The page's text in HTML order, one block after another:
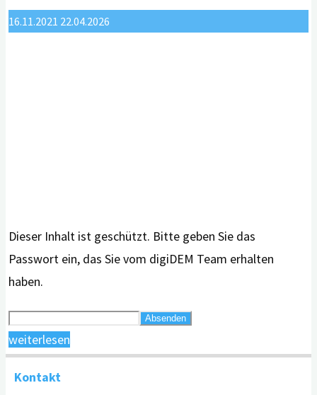
16.11.2021 22.04.2026
Dieser Inhalt ist geschützt. Bitte geben Sie das
Passwort ein, das Sie vom digiDEM Team erhalten
haben.
weiterlesen
Flyer,
Kontakt